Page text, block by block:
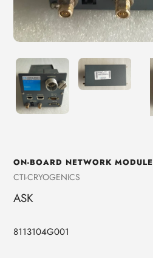
ON-BOARD NETWORK MODULE
売
手
CTI-CRYOGENICS
ASK
8113104G001